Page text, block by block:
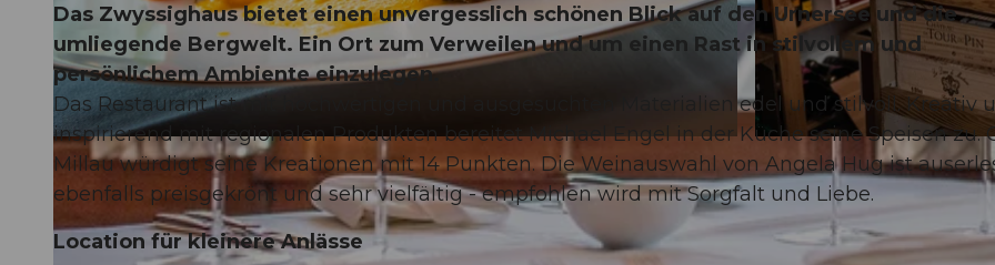
© Thomas Buchwalder © Valentin Luthiger Fotografie
Das Zwyssighaus bietet einen unvergesslich schönen Blick auf den Urnersee und die
umliegende Bergwelt. Ein Ort zum Verweilen und um einen Rast in stilvollem und
persönlichem Ambiente einzulegen.
Das Restaurant ist mit hochwertigen und ausgesuchten Materialien edel und stilvoll. Kreativ
inspirierend mit regionalen Produkten bereitet Michael Engel in der Küche seine Speisen zu.
Millau würdigt seine Kreationen mit 14 Punkten. Die Weinauswahl von Angela Hug ist
ebenfalls preisgekrönt und sehr vielfältig - empfohlen wird mit Sorgfalt und Liebe.
Location für kleinere Anlässe